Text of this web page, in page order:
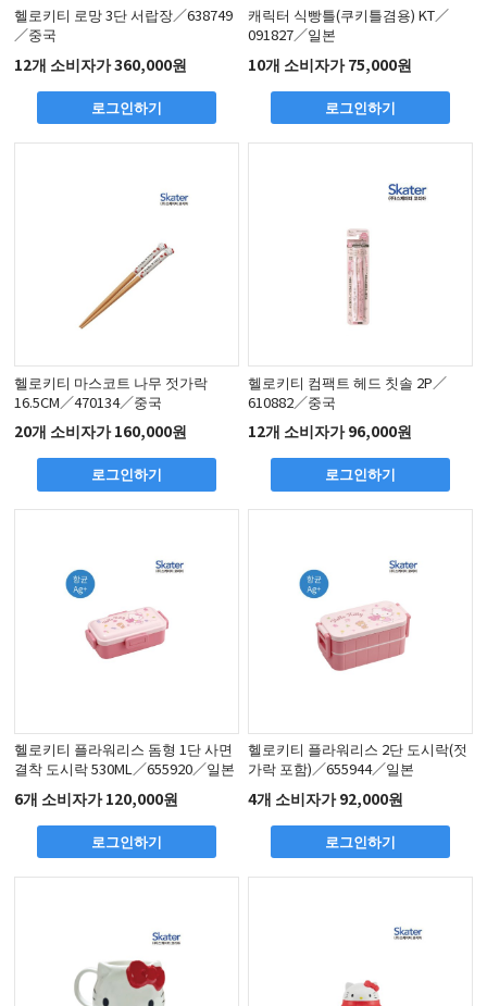
헬로키티 로망 3단 서랍장／638749
／중국
12개 소비자가 360,000원
로그인하기
캐릭터 식빵틀(쿠키틀겸용) KT／
091827／일본
10개 소비자가 75,000원
로그인하기
헬로키티 마스코트 나무 젓가락
16.5CM／470134／중국
20개 소비자가 160,000원
로그인하기
헬로키티 컴팩트 헤드 칫솔 2P／
610882／중국
12개 소비자가 96,000원
로그인하기
헬로키티 플라워리스 돔형 1단 사면
결착 도시락 530ML／655920／일본
6개 소비자가 120,000원
로그인하기
헬로키티 플라워리스 2단 도시락(젓
가락 포함)／655944／일본
4개 소비자가 92,000원
로그인하기